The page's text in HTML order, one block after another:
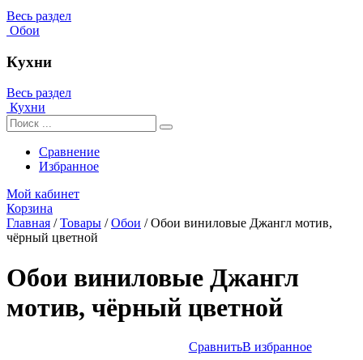
Весь раздел
Обои
Кухни
Весь раздел
Кухни
Сравнение
Избранное
Мой кабинет
Корзина
Главная /Товары /Обои /Обои виниловые Джангл мотив,
чёрный цветной
Обои виниловые Джангл
мотив, чёрный цветной
СравнитьВ избранное